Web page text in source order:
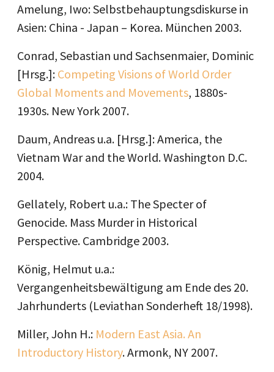
Amelung, Iwo: Selbstbehauptungsdiskurse in
Asien: China - Japan – Korea. München 2003.
Conrad, Sebastian und Sachsenmaier, Dominic
[Hrsg.]: Competing Visions of World Order
Global Moments and Movements, 1880s-
1930s. New York 2007.
Daum, Andreas u.a. [Hrsg.]: America, the
Vietnam War and the World. Washington D.C.
2004.
Gellately, Robert u.a.: The Specter of
Genocide. Mass Murder in Historical
Perspective. Cambridge 2003.
König, Helmut u.a.:
Vergangenheitsbewältigung am Ende des 20.
Jahrhunderts (Leviathan Sonderheft 18/1998).
Miller, John H.: Modern East Asia. An
Introductory History. Armonk, NY 2007.